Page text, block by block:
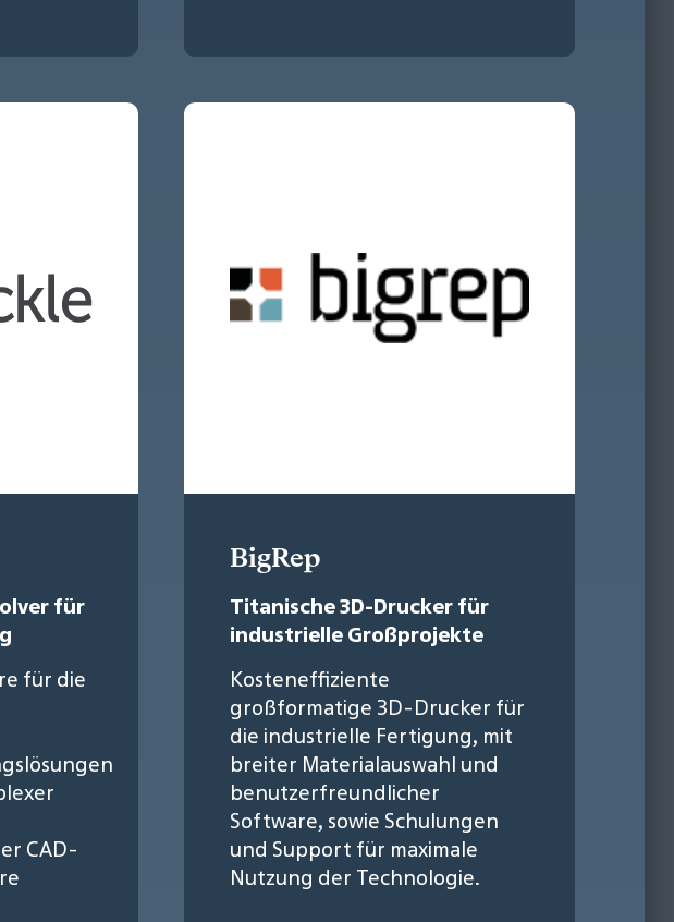
für
für die
CAD-
BigRep
Titanische 3D-Drucker für
industrielle Großprojekte
Kosteneffiziente
großformatige 3D-Drucker für
die industrielle Fertigung, mit
breiter Materialauswahl und
benutzerfreundlicher
Software, sowie Schulungen
und Support für maximale
Nutzung der Technologie.